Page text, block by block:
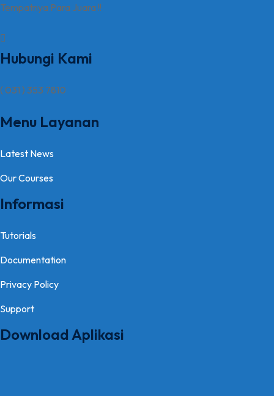
Tempatnya Para Juara !!
Hubungi Kami
( 031 ) 353 7810
Menu Layanan
Latest News
Our Courses
Informasi
Tutorials
Documentation
Privacy Policy
Support
Download Aplikasi